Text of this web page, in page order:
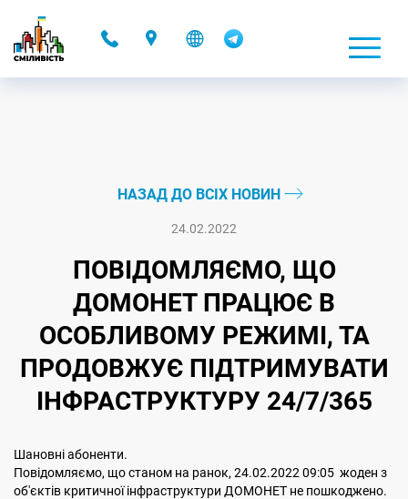
НАЗАД ДО ВСІХ НОВИН
24.02.2022
ПОВІДОМЛЯЄМО, ЩО
ДОМОНЕТ ПРАЦЮЄ В
ОСОБЛИВОМУ РЕЖИМІ, ТА
ПРОДОВЖУЄ ПІДТРИМУВАТИ
ІНФРАСТРУКТУРУ 24/7/365
Шановні абоненти.
Повідомляємо, що станом на ранок, 24.02.2022 09:05 жоден з
об'єктів критичної інфраструктури ДОМОНЕТ не пошкоджено.